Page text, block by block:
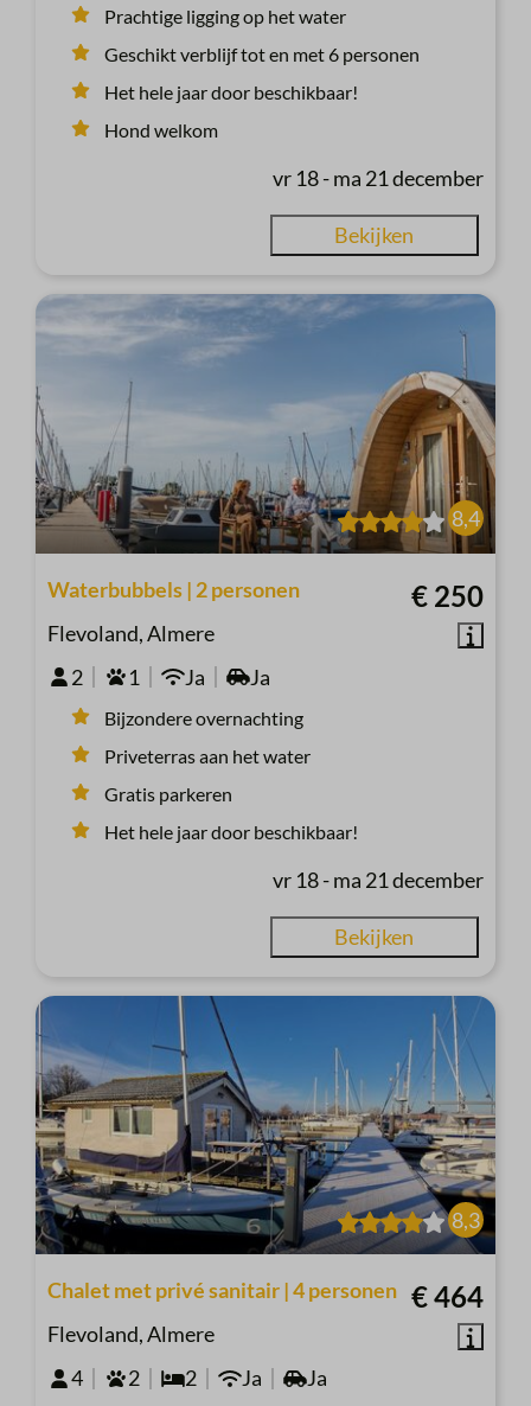
Prachtige ligging op het water
Geschikt verblijf tot en met 6 personen
Het hele jaar door beschikbaar!
Hond welkom
vr 18 - ma 21 december
Bekijken
8,4
€ 250
Waterbubbels | 2 personen
Flevoland, Almere
2
1 Ja Ja
Bijzondere overnachting
Priveterras aan het water
Gratis parkeren
Het hele jaar door beschikbaar!
vr 18 - ma 21 december
Bekijken
8,3
€ 464
Chalet met privé sanitair | 4 personen
Flevoland, Almere
4
2 2 Ja Ja